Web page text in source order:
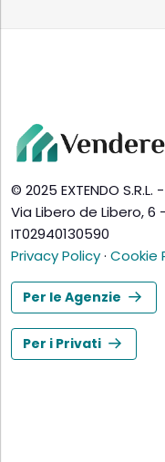
© 2025 EXTENDO
Via Libero de Libero, 6
IT02940130590
Privacy Policy· Cookie
Per le Agenzie
Per i Privati